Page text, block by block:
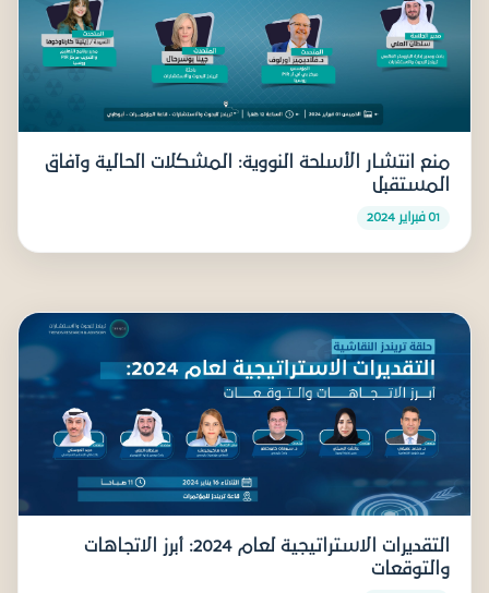
منع انتشار الأسلحة النووية: المشكلات الحالية وآفاق
المستقبل
01 فبراير 2024
التقديرات الاستراتيجية لعام 2024: أبرز الاتجاهات
والتوقعات